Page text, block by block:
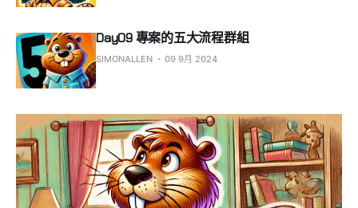
Day09 專案的五大流程群組
SIMONALLEN 09 9月 2024